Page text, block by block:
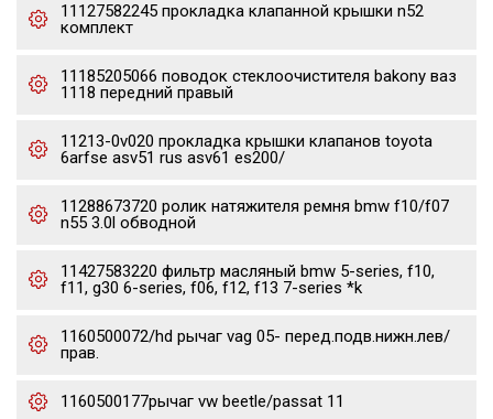
11127582245 прокладка клапанной крышки n52
комплект
11185205066 поводок стеклоочистителя bakony ваз
1118 передний правый
11213-0v020 прокладка крышки клапанов toyota
6arfse asv51 rus asv61 es200/
11288673720 ролик натяжителя ремня bmw f10/f07
n55 3.0l обводной
11427583220 фильтр масляный bmw 5-series, f10,
f11, g30 6-series, f06, f12, f13 7-series *k
1160500072/hd рычаг vag 05- перед.подв.нижн.лев/
прав.
1160500177рычаг vw beetle/passat 11